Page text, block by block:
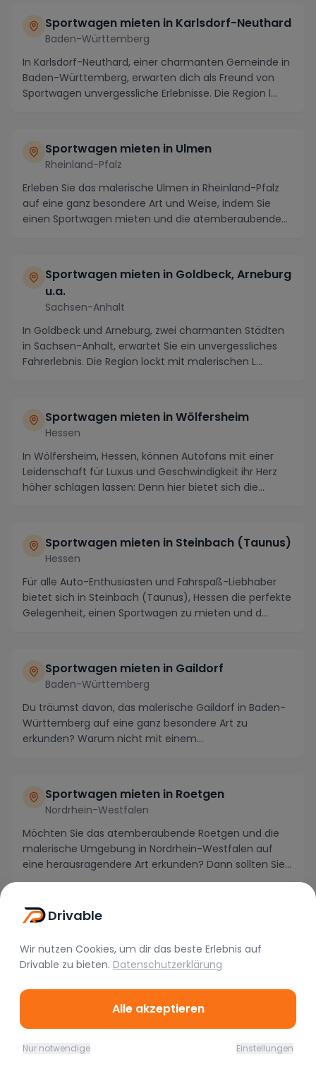
Sportwagen mieten in Karlsdorf-Neuthard
Baden-Württemberg
In Karlsdorf-Neuthard, einer charmanten Gemeinde in
Baden-Württemberg, erwarten dich als Freund von
Sportwagen unvergessliche Erlebnisse. Die Region l...
Sportwagen mieten in Ulmen
Rheinland-Pfalz
Erleben Sie das malerische Ulmen in Rheinland-Pfalz
auf eine ganz besondere Art und Weise, indem Sie
einen Sportwagen mieten und die atemberaubende
Sportwagen mieten in Goldbeck, Arneburg
u.a.
Sachsen-Anhalt
In Goldbeck und Arneburg, zwei charmanten Städten
in Sachsen-Anhalt, erwartet Sie ein unvergessliches
Fahrerlebnis. Die Region lockt mit malerischen L...
Sportwagen mieten in Wölfersheim
Hessen
In Wölfersheim, Hessen, können Autofans mit einer
Leidenschaft für Luxus und Geschwindigkeit ihr Herz
höher schlagen lassen: Denn hier bietet sich die...
Sportwagen mieten in Steinbach (Taunus)
Hessen
Für alle Auto-Enthusiasten und Fahrspaß-Liebhaber
bietet sich in Steinbach (Taunus), Hessen die perfekte
Gelegenheit, einen Sportwagen zu mieten und d...
Sportwagen mieten in Gaildorf
Baden-Württemberg
Du träumst davon, das malerische Gaildorf in Baden-
Württemberg auf eine ganz besondere Art zu
erkunden? Warum nicht mit einem
Sportwagen mieten in Roetgen
Nordrhein-Westfalen
Möchten Sie das atemberaubende Roetgen und die
malerische Umgebung in Nordrhein-Westfalen auf
eine herausragendere Art erkunden? Dann sollten Sie
in E...
Kontaktiere uns für individuelle Anfragen oder
besuche unsere Hauptseite für alle
verfügbaren Standorte.
Drivable
Wir nutzen Cookies, um dir das beste Erlebnis auf
Drivable zu bieten. Datenschutzerklärung
Alle akzeptieren
Nur notwendige Einstellungen